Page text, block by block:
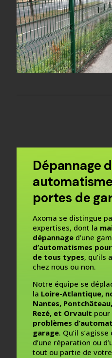
Dépannage
portes de
Axoma se distingue
expertises, dont la
dépannage d’une
d’automatismes
de tous types, qu’ils
chez nous ou non.
Notre équipe se
la Loire-Atlantique,
Nantes,
Rezé, et Orvault
problèmes
garage. Qu’il
d’une réparation ou
tout ou partie de